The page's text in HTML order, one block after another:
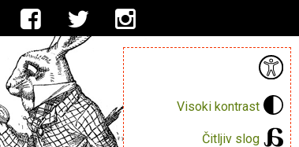
Visoki kontrast
Čitljiv slog